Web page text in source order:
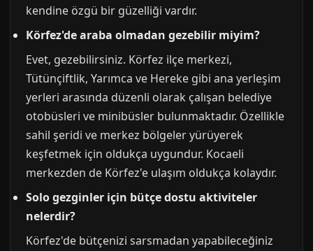
kendine özgü bir güzelliği vardır.
Körfez'de araba olmadan gezebilir miyim?
Evet, gezebilirsiniz. Körfez ilçe merkezi,
Tütünçiftlik, Yarımca ve Hereke gibi ana yerleşim
yerleri arasında düzenli olarak çalışan belediye
otobüsleri ve minibüsler bulunmaktadır. Özellikle
sahil şeridi ve merkez bölgeler yürüyerek
keşfetmek için oldukça uygundur. Kocaeli
merkezden de Körfez'e ulaşım oldukça kolaydır.
Solo gezginler için bütçe dostu aktiviteler
nelerdir?
Körfez'de bütçenizi sarsmadan yapabileceğiniz